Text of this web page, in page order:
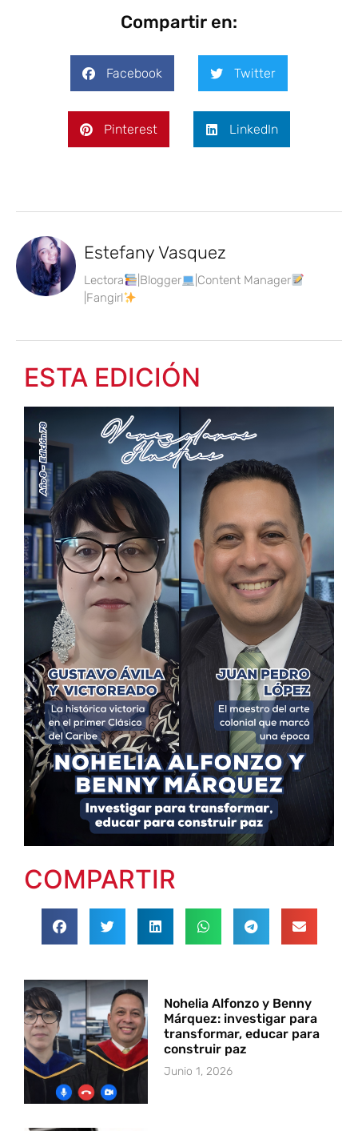
Compartir en:
Facebook Twitter
Pinterest LinkedIn
Estefany Vasquez
Lectora |Blogger
|Content Manager
|Fangirl
ESTA EDICIÓN
COMPARTIR
Nohelia Alfonzo y Benny
Márquez: investigar para
transformar, educar para
construir paz
Junio 1, 2026